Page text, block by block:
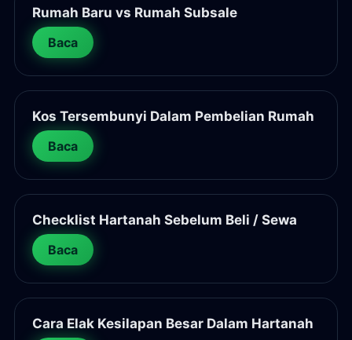
Rumah Baru vs Rumah Subsale
Baca
Kos Tersembunyi Dalam Pembelian Rumah
Baca
Checklist Hartanah Sebelum Beli / Sewa
Baca
Cara Elak Kesilapan Besar Dalam Hartanah